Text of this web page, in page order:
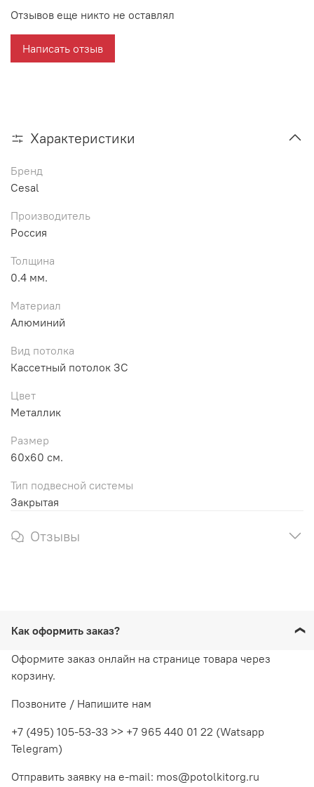
Отзывов еще никто не оставлял
Написать отзыв
Характеристики
Бренд
Cesal
Производитель
Россия
Толщина
0.4 мм.
Материал
Алюминий
Вид потолка
Кассетный потолок ЗС
Цвет
Металлик
Размер
60х60 см.
Тип подвесной системы
Закрытая
Отзывы
Как оформить заказ?
Оформите заказ онлайн на странице товара через
корзину.
Позвоните / Напишите нам
+7 (495) 105-53-33 >> +7 965 440 01 22 (Watsapp
Telegram)
Отправить заявку на e-mail: mos@potolkitorg.ru